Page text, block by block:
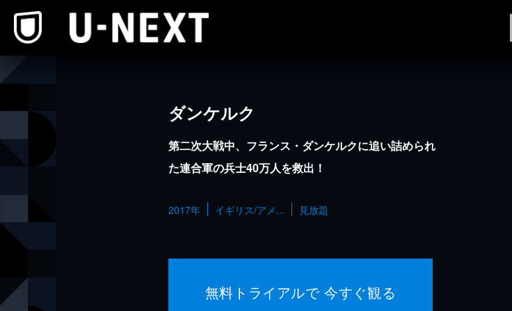
ダンケルク
第二次大戦中、フランス・ダンケルクに追い詰められ
た連合軍の兵士40万人を救出！
2017年 イギリス/アメ... 見放題
無料トライアルで 今すぐ観る